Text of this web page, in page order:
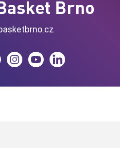
Brno
InstagramYouTubeLinkedIn